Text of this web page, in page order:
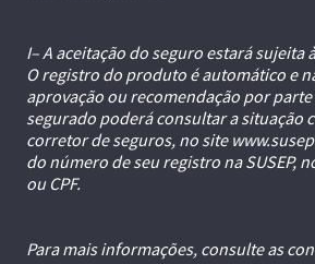
I– A aceitação do seguro estará sujeita
O registro do produto é automático e
aprovação ou recomendação por parte
segurado poderá consultar a situação
corretor de seguros, no site
do número de seu registro na SUSEP,
ou CPF.
Para mais informações, consulte as